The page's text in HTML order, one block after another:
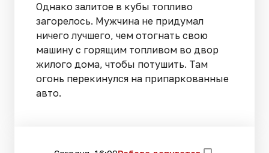
Однако залитое в кубы топливо
загорелось. Мужчина не придумал
ничего лучшего, чем отогнать свою
машину с горящим топливом во двор
жилого дома, чтобы потушить. Там
огонь перекинулся на припаркованные
авто.